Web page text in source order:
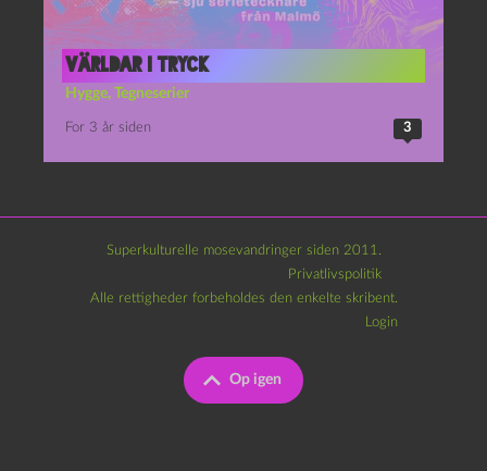
Världar i tryck
Hygge, Tegneserier
For 3 år siden 3
Superkulturelle mosevandringer siden 2011.
Privatlivspolitik
Op igen
Alle rettigheder forbeholdes den enkelte skribent.
Login